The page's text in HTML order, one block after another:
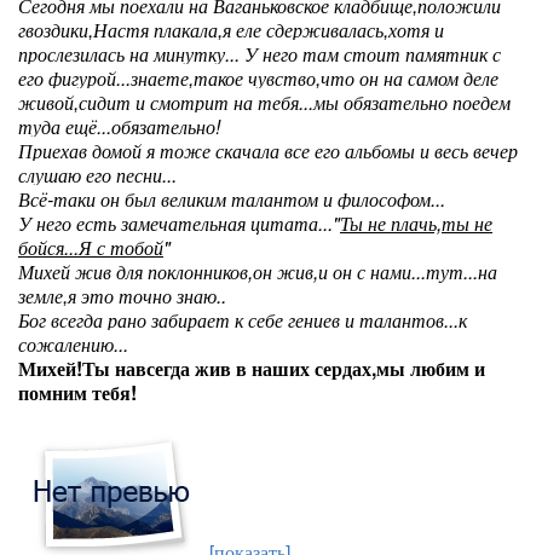
гвоздики,Настя плакала,я еле сдерживалась,хотя и
прослезилась на минутку... У него там стоит памятник с
его фигурой...знаете,такое чувство,что он на самом деле
живой,сидит и смотрит на тебя...мы обязательно поедем
туда ещё...обязательно!
Приехав домой я тоже скачала все его альбомы и весь вечер
слушаю его песни...
Всё-таки он был великим талантом и философом...
У него есть замечательная цитата..."Ты не плачь,ты не
бойся...Я с тобой"
Михей жив для поклонников,он жив,и он с нами...тут...на
земле,я это точно знаю..
Бог всегда рано забирает к себе гениев и талантов...к
сожалению...
Михей!Ты навсегда жив в наших сердах,мы любим и
помним тебя!